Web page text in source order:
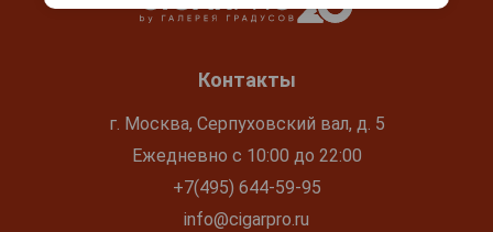
Контакты
г. Москва, Серпуховский вал, д. 5
Ежедневно с 10:00 до 22:00
+7(495) 644-59-95
info@cigarpro.ru